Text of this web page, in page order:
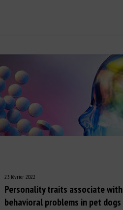
23 février 2022
Personality traits associate with
behavioral problems in pet dogs